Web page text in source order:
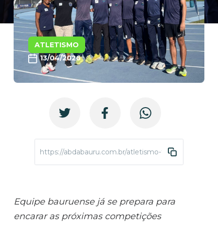
ATLETISMO
13/04/2026
https://abdabauru.com.br/atletismo-trofeusaopaulo-
Equipe bauruense já se prepara para
encarar as próximas competições